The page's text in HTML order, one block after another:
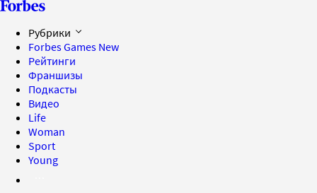
Рубрики
Forbes Games New
Рейтинги
Франшизы
Подкасты
Видео
Life
Woman
Sport
Young